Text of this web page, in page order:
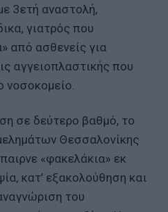
3ετή αναστολή,
γιατρός που
από ασθενείς για
αγγειοπλαστικής που
νοσοκομείο.
σε δεύτερο βαθμό, το
Θεσσαλονίκης
«φακελάκια» εκ
κατ’ εξακολούθηση και
του